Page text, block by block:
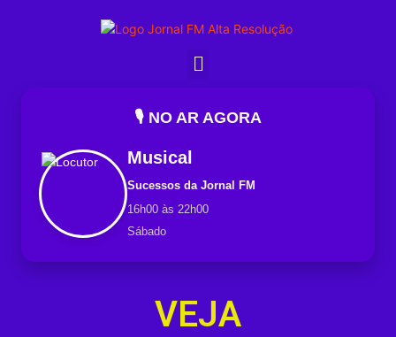
🎙️ NO AR AGORA
Musical
Sucessos da Jornal FM
16h00 às 22h00
Sábado
VEJA